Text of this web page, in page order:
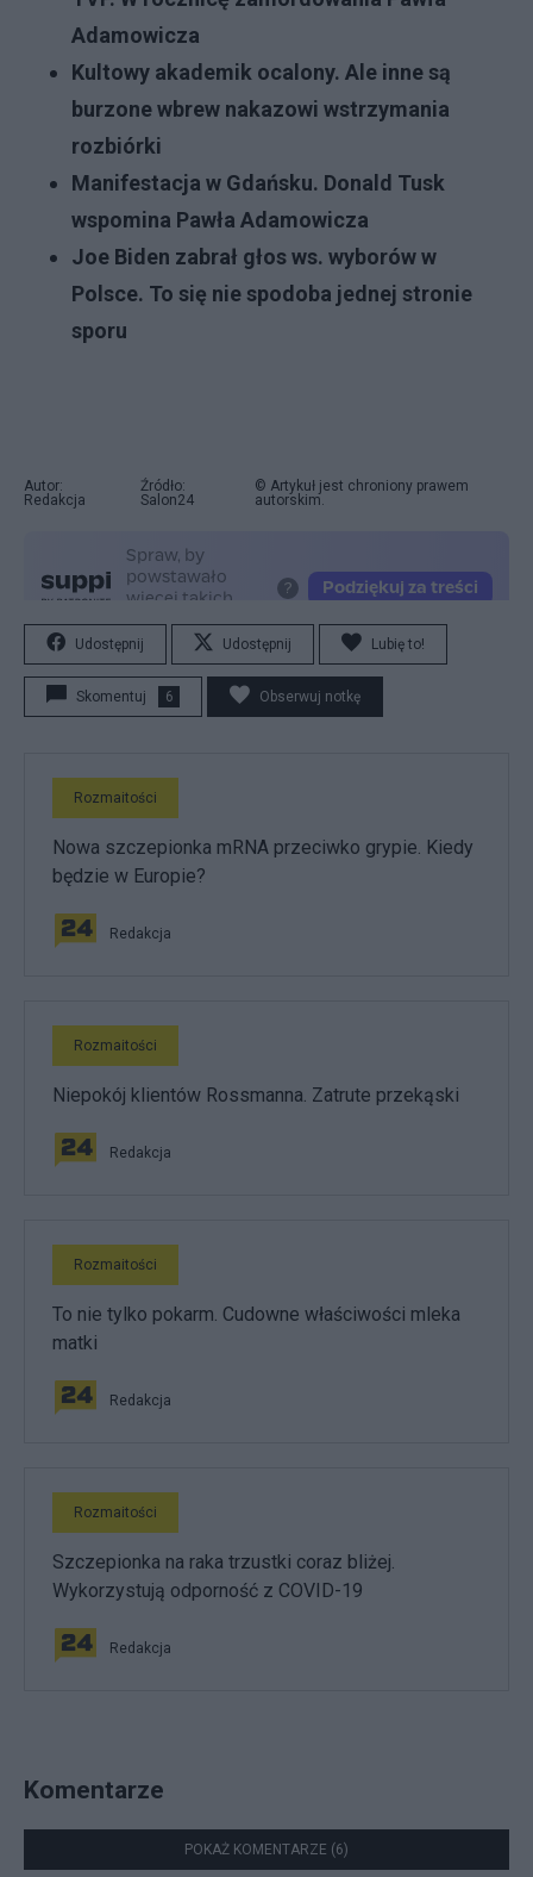
Adamowicza
Kultowy akademik ocalony. Ale inne są
burzone wbrew nakazowi wstrzymania
rozbiórki
Manifestacja w Gdańsku. Donald Tusk
wspomina Pawła Adamowicza
Joe Biden zabrał głos ws. wyborów w
Polsce. To się nie spodoba jednej stronie
sporu
Autor:
Redakcja
Źródło:
Salon24
© Artykuł jest chroniony prawem
autorskim.
Udostępnij Udostępnij Lubię to!
Skomentuj 6 Obserwuj notkę
Rozmaitości
Nowa szczepionka mRNA przeciwko grypie. Kiedy
będzie w Europie?
Redakcja
Rozmaitości
Niepokój klientów Rossmanna. Zatrute przekąski
Redakcja
Rozmaitości
To nie tylko pokarm. Cudowne właściwości mleka
matki
Redakcja
Rozmaitości
Szczepionka na raka trzustki coraz bliżej.
Wykorzystują odporność z COVID-19
Redakcja
Komentarze
POKAŻ KOMENTARZE (6)